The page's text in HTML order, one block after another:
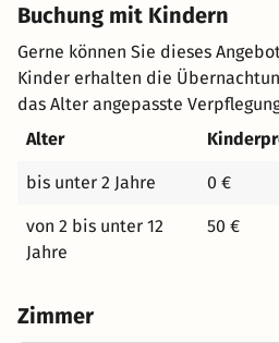
Buchung mit Kindern
Gerne können Sie dieses
Kinder erhalten die
das Alter angepasste
Alter
bis unter 2 Jahre 0 €
von 2 bis unter 12
Jahre
50 €
Zimmer